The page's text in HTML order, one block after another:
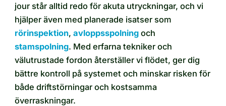
jour står alltid redo för akuta utryckningar, och vi
hjälper även med planerade isatser som
rörinspektion, avloppsspolning och
stamspolning. Med erfarna tekniker och
välutrustade fordon återställer vi flödet, ger dig
bättre kontroll på systemet och minskar risken för
både driftstörningar och kostsamma
överraskningar.